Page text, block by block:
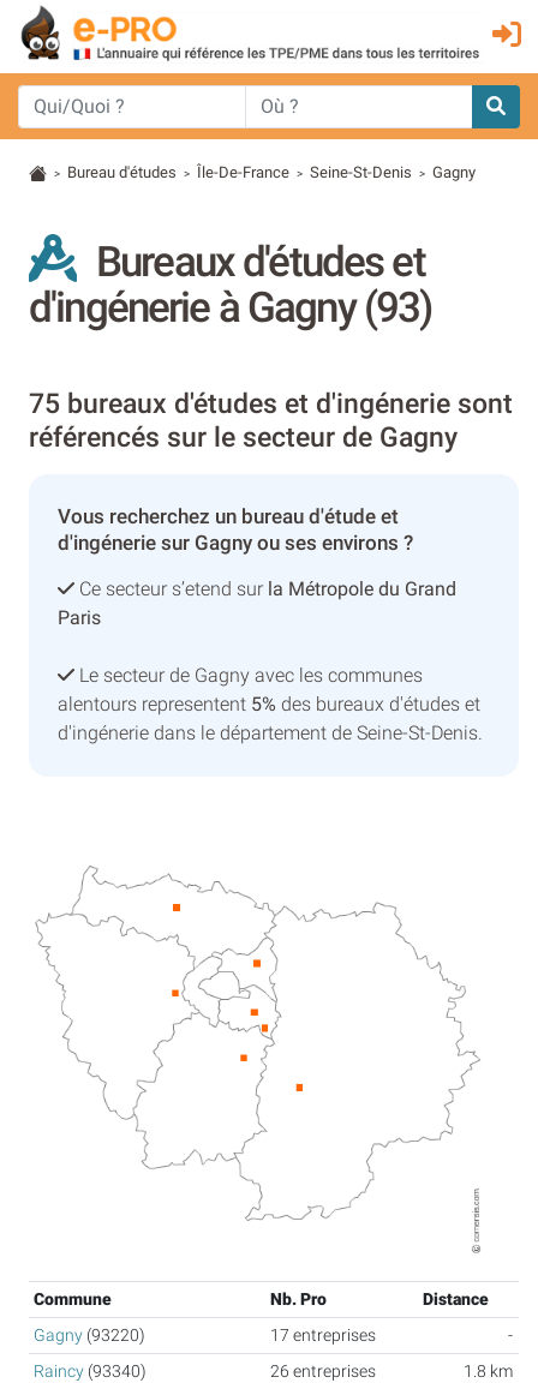
> Bureau d'études > Île-De-France > Seine-St-Denis > Gagny
Bureaux d'études et
d'ingénerie à Gagny (93)
75 bureaux d'études et d'ingénerie sont
référencés sur le secteur de Gagny
Vous recherchez un bureau d'étude et
d'ingénerie sur Gagny ou ses environs ?
Ce secteur s’etend sur la Métropole du Grand
Paris
Le secteur de Gagny avec les communes
alentours representent 5% des bureaux d'études et
d'ingénerie dans le département de Seine-St-Denis.
Commune Nb. Pro
Distance
Gagny (93220) 17 entreprises
-
Raincy (93340) 26 entreprises
1.8 km